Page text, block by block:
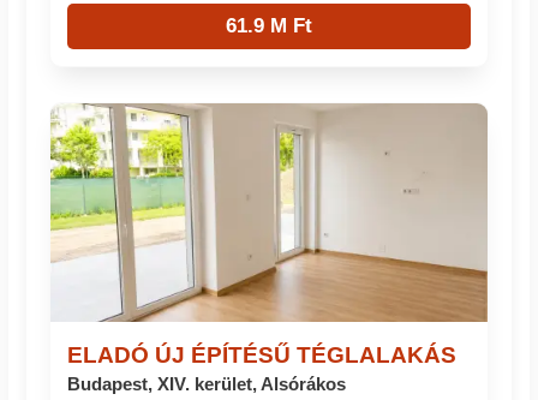
61.9 M Ft
ELADÓ ÚJ ÉPÍTÉSŰ TÉGLALAKÁS
Budapest, XIV. kerület, Alsórákos